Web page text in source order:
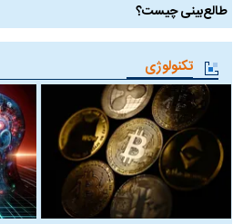
طالع‌بینی چیست؟
تکنولوژی